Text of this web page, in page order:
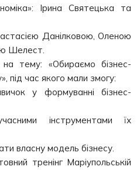
Ірина Святецька та
Данілковою, Оленою
Шелест.
на тему: «Обираємо бізнес-
під час якого мали змогу:
у формуванні бізнес-
інструментами їх
власну модель бізнесу.
тренінг Маріупольській